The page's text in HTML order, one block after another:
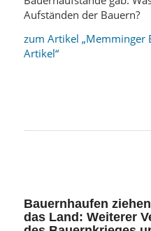
Aufständen der Bauern?
zum Artikel „Memminger
Artikel“
Bauernhaufen
das Land: Weiterer